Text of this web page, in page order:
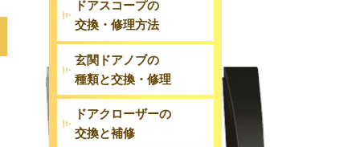
ドアスコープの
交換・修理方法
玄関ドアノブの
種類と交換・修理
ドアクローザーの
交換と補修